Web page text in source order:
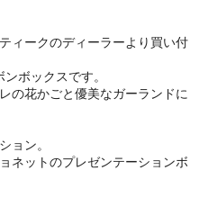
ィークのディーラーより買い付
ボックスです。
の花かごと優美なガーランドに
ョン。
ネットのプレゼンテーションボ